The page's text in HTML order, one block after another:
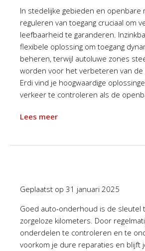
In stedelijke gebieden en openbare
reguleren van toegang cruciaal om
leefbaarheid te garanderen.
flexibele oplossing om toegang
beheren, terwijl autoluwe zones
worden voor het verbeteren van de
Erdi vind je hoogwaardige
verkeer te controleren als de
Lees meer
Geplaatst op 31 januari 2025
Goed auto-onderhoud is de sleutel
zorgeloze kilometers. Door
onderdelen te controleren en te
voorkom je dure reparaties en blijft